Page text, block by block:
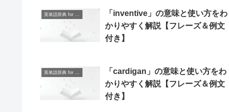
英単語辞典 for Beginners
「inventive」の意味と使い方をわ
かりやすく解説【フレーズ＆例文
付き】
「cardigan」の意味と使い方をわ
かりやすく解説【フレーズ＆例文
付き】